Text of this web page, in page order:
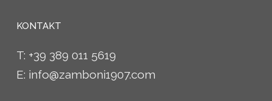
KONTAKT
T: +39 389 011 5619
E: info@zamboni1907.com